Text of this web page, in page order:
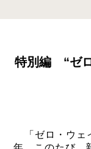
特別編 “ゼ
「ゼロ・ウェ